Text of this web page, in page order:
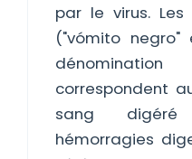
par le virus. Les
("vómito
correspondent
sang
hémorragies